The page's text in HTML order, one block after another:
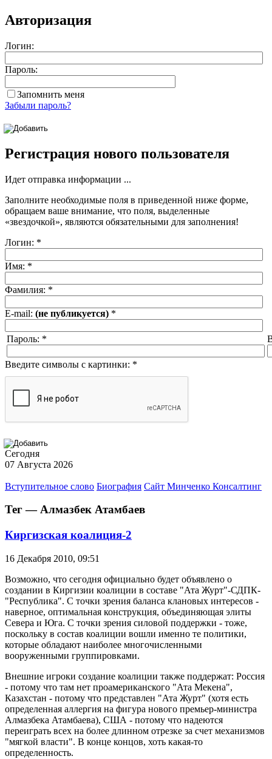
Авторизация
Логин:
Пароль:
Запомнить меня
Забыли пароль?
Регистрация нового пользователя
Идет отправка информации ...
Заполните необходимые поля в приведенной ниже форме,
обращаем ваше внимание, что поля, выделенные
«звездочкой», являются обязательными для заполнения!
Логин: *
Имя: *
Фамилия: *
E-mail: (не публикуется) *
Пароль: *
Введите символы с картинки: *
Сегодня
07 Августа 2026
Вступительное слово Биография Сайт Минченко Консалтинг
Тег — Алмазбек Атамбаев
Киргизская коалиция-2
16 Декабря 2010, 09:51
Возможно, что сегодня официально будет объявлено о
создании в Киргизии коалиции в составе "Ата Журт"-СДПК-
"Республика". С точки зрения баланса клановых интересов -
наверное, оптимальная конструкция, объединяющая элиты
Севера и Юга. С точки зрения силовой поддержки - тоже,
поскольку в состав коалиции вошли именно те политики,
которые обладают наиболее многочисленными
вооруженными группировками.
Внешние игроки создание коалиции также поддержат: Россия
- потому что там нет проамериканского "Ата Мекена",
Казахстан - потому что представлен "Ата Журт" (хотя есть
определенная аллергия на фигура нового премьер-министра
Алмазбека Атамбаева), США - потому что надеются
переиграть всех на более длинном отрезке за счет механизмов
"мягкой власти". В конце концов, хоть какая-то
определенность.